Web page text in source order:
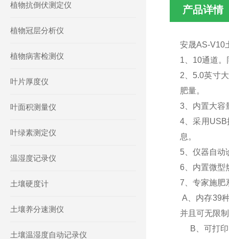
植物抗倒伏测定仪
植物冠层分析仪
植物病害检测仪
叶片厚度仪
叶面积测量仪
叶绿素测定仪
温湿度记录仪
土壤硬度计
土壤养分速测仪
土壤温湿度自动记录仪
产品详情
安晟AS-V10
1、10通道
2、5.0英寸
肥量。
3、内置大容
4、采用
息。
5、仪器自动
6、内置微型
7、 专家施肥
A、 内存39
并且可无限
B
可打